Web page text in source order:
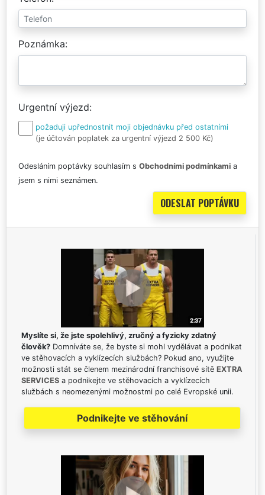
Poznámka
Urgentní výjezd
požaduji upřednostnit moji objednávku před ostatními
(je účtován poplatek za urgentní výjezd 2 500 Kč)
Odesláním poptávky souhlasím s Obchodními podmínkami a
jsem s nimi seznámen.
Myslíte si, že jste spolehlivý, zručný a fyzicky zdatný
člověk? Domníváte se, že byste si mohl vydělávat a podnikat
ve stěhovacích a vyklízecích službách? Pokud ano, využijte
možnosti stát se členem mezinárodní franchisové sítě EXTRA
SERVICES a podnikejte ve stěhovacích a vyklízecích
službách s neomezenými možnostmi po celé Evropské unii.
Podnikejte ve stěhování